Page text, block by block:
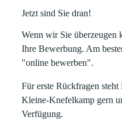
Jetzt sind Sie dran!
Wenn wir Sie überzeugen
Ihre Bewerbung. Am
"online bewerben".
Für erste Rückfragen
Kleine-Knefelkamp gern
Verfügung.